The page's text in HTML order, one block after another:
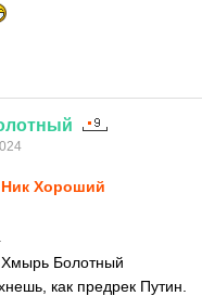
Ник Хороший
Хмырь Болотный
как предрек Путин.